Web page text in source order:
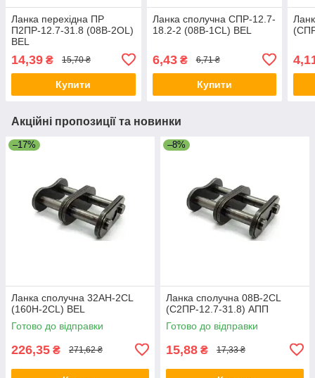
Ланка перехідна ПР
П2ПР-12.7-31.8 (08B-2OL)
BEL
14,39 ₴ 15,70 ₴
Купити
Ланка сполучна СПР-12.7-
18.2-2 (08B-1CL) BEL
6,43₴ 6,71 ₴
Купити
Акційні пропозиції та новинки
–17%
Ланка сполучна 32AH-2CL
(160H-2CL) BEL
Готово до відправки
226,35 ₴ 271,62 ₴
–8%
Ланка сполучна 08B-2CL
(С2ПР-12.7-31.8) АПП
Готово до відправки
15,88 ₴ 17,33 ₴